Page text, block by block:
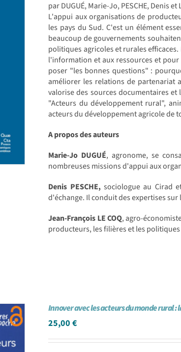
par DUGUÉ, Marie-Jo, PESCHE, Denis
L'appui aux organisations de
les pays du Sud. C'est un élément
beaucoup de gouvernements
politiques agricoles et rurales
l'information et aux ressources et
poser "les bonnes questions" :
améliorer les relations de partenariat
valorise des sources documentaires
"Acteurs du développement rural",
acteurs du développement agricole de
A propos des auteurs
Marie-Jo DUGUÉ, agronome, se
nombreuses missions d'appui aux
Denis PESCHE, sociologue au Cirad
d'échange. Il conduit des expertises
Jean-François LE COQ, agro-
producteurs, les filières et les
Innover avec les acteurs du monde rural
25,00€